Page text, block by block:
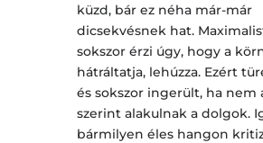
küzd, bár ez néha már-már
dicsekvésnek hat.
sokszor érzi úgy, hogy a
hátráltatja, lehúzza. Ezért
és sokszor ingerült, ha nem
szerint alakulnak a dolgok.
bármilyen éles hangon